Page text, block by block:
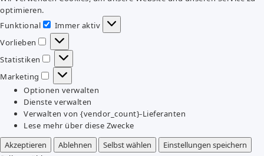
optimieren.
Funktional
Funktional
Immer aktiv
Vorlieben
Vorlieben
Statistiken
Statistiken
Marketing
Marketing
Optionen verwalten
Dienste verwalten
Verwalten von {vendor_count}-Lieferanten
Lese mehr über diese Zwecke
Akzeptieren
Ablehnen Selbst wählen
Einstellungen speichern